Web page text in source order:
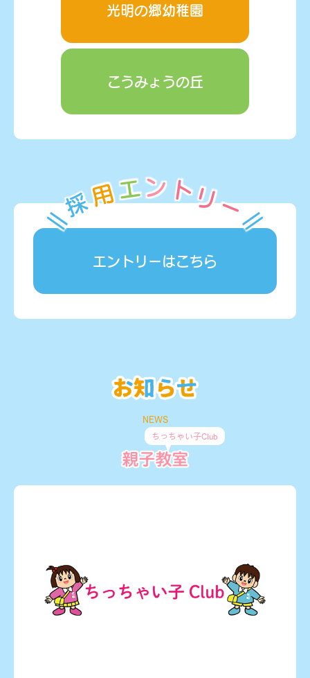
光明の郷幼稚園
こうみょうの丘
採用エン トリー
エントリーはこちら
NEWS
ちっちゃい子Club